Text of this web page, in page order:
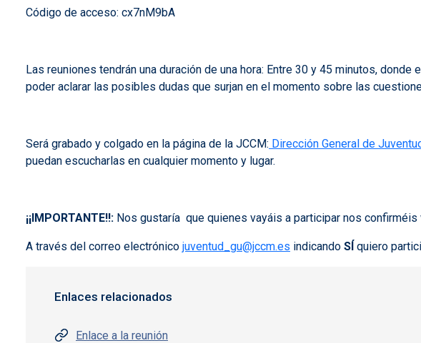
Código de acceso: cx7nM9bA
Las reuniones tendrán una duración de una hora: Entre 30 y 45 minutos,
poder aclarar las posibles dudas que surjan en el momento sobre las
Será grabado y colgado en la página de la JCCM: Dirección General de
puedan escucharlas en cualquier momento y lugar.
¡¡IMPORTANTE!!: Nos gustaría que quienes vayáis a participar nos
A través del correo electrónico juventud_gu@jccm.es indicando SÍ quiero
Enlaces relacionados
Enlace a la reunión